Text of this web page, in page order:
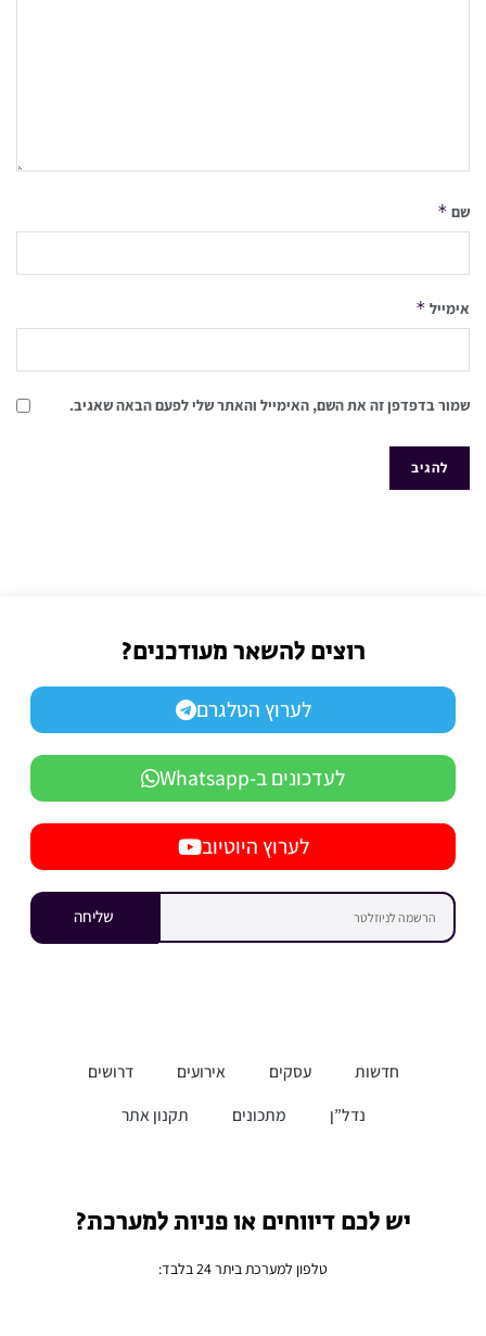
שם *
אימייל *
שמור בדפדפן זה את השם, האימייל והאתר שלי לפעם הבאה שאגיב.
רוצים להשאר מעודכנים?
לערוץ הטלגרם
לעדכונים ב-Whatsapp
לערוץ היוטיוב
שליחה
חדשות עסקים אירועים
דרושים
נדל”ן
מתכונים תקנון אתר
יש לכם דיווחים או פניות למערכת?
טלפון למערכת ביתר 24 בלבד: